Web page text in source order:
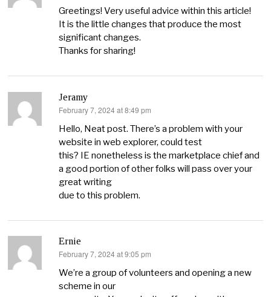
Greetings! Very useful advice within this article!
It is the little changes that produce the most
significant changes.
Thanks for sharing!
Jeramy
says:
February 7, 2024 at 8:49 pm
Hello, Neat post. There’s a problem with your
website in web explorer, could test
this? IE nonetheless is the marketplace chief and
a good portion of other folks will pass over your
great writing
due to this problem.
Ernie
says:
February 7, 2024 at 9:05 pm
We’re a group of volunteers and opening a new
scheme in our